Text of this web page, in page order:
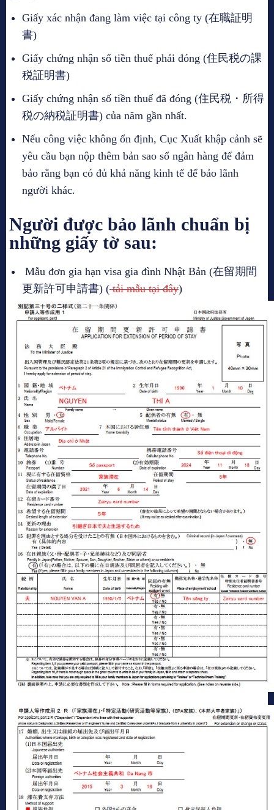
Giấy xác nhận đang làm việc tại công ty (在職証明
書)
Giấy chứng nhận số tiền thuế phải đóng (住民税の課
税証明書)
Giấy chứng nhận số tiền thuế đã đóng (住民税・所得
税の納税証明書) của năm gần nhất.
Nếu công việc không ổn định, Cục Xuất khập cảnh sẽ
yêu cầu bạn nộp thêm bản sao sổ ngân hàng để đảm
bảo rằng bạn có đủ khả năng kinh tế để bảo lãnh
người khác.
Người được bảo lãnh chuẩn bị
những giấy tờ sau:
Mẫu đơn gia hạn visa gia đình Nhật Bản (在留期間
更新許可申請書) (tải mẫu tại đây)